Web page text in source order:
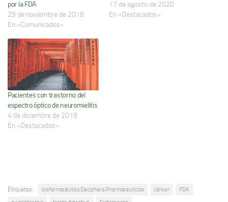
por la FDA
29 de noviembre de 2018
En «Comunicados»
17 de agosto de 2020
En «Destacados»
Pacientes con trastorno del
espectro óptico de neuromielitis
4 de diciembre de 2019
En «Destacados»
Etiquetas: biofarmacéutica Deciphera Pharmaceuticals cáncer
FDA